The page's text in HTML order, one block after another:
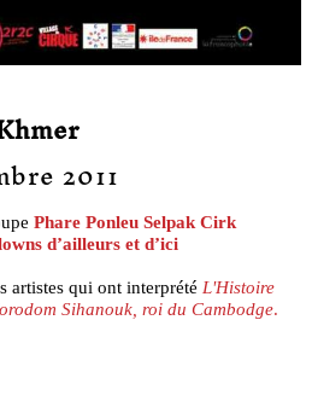
2011
Phare Ponleu Selpak Cirk
d’ailleurs et d’ici
artistes qui ont interprété L'Histoire
Sihanouk, roi du Cambodge.